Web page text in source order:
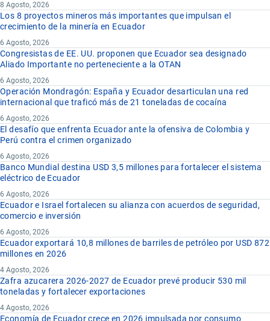
8 Agosto, 2026
Los 8 proyectos mineros más importantes que impulsan el
crecimiento de la minería en Ecuador
6 Agosto, 2026
Congresistas de EE. UU. proponen que Ecuador sea designado
Aliado Importante no perteneciente a la OTAN
6 Agosto, 2026
Operación Mondragón: España y Ecuador desarticulan una red
internacional que traficó más de 21 toneladas de cocaína
6 Agosto, 2026
El desafío que enfrenta Ecuador ante la ofensiva de Colombia y
Perú contra el crimen organizado
6 Agosto, 2026
Banco Mundial destina USD 3,5 millones para fortalecer el sistema
eléctrico de Ecuador
6 Agosto, 2026
Ecuador e Israel fortalecen su alianza con acuerdos de seguridad,
comercio e inversión
6 Agosto, 2026
Ecuador exportará 10,8 millones de barriles de petróleo por USD 872
millones en 2026
4 Agosto, 2026
Zafra azucarera 2026-2027 de Ecuador prevé producir 530 mil
toneladas y fortalecer exportaciones
4 Agosto, 2026
Economía de Ecuador crece en 2026 impulsada por consumo